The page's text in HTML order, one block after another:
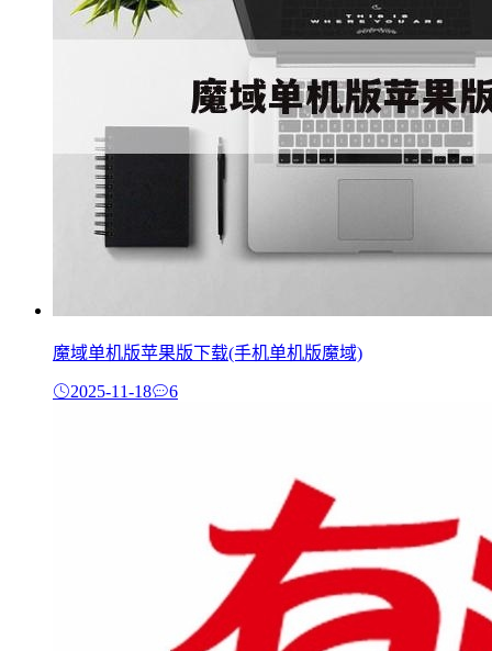
魔域单机版苹果版下载(手机单机版魔域)
2025-11-18 6